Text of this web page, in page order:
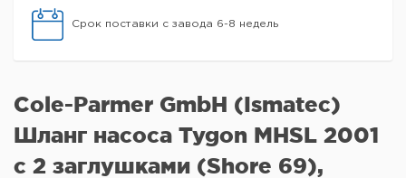
Срок поставки с завода 6-8 недель
Cole-Parmer GmbH (Ismatec)
Шланг насоса Tygon MHSL 2001
с 2 заглушками (Shore 69),